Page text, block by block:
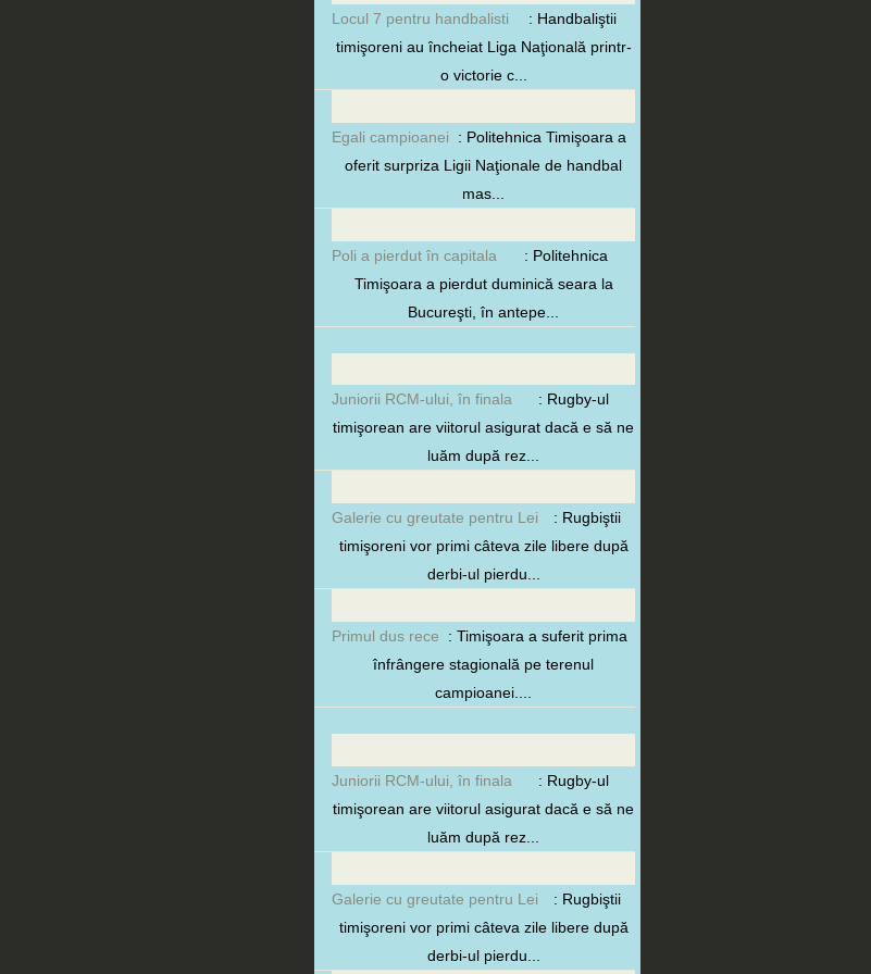
Locul 7 pentru handbalisti
: Handbaliştii
timişoreni au încheiat Liga Naţională printr-
o victorie c...
Egali campioanei
: Politehnica Timişoara a
oferit surpriza Ligii Naţionale de handbal
mas...
Poli a pierdut în capitala
: Politehnica
Timişoara a pierdut duminică seara la
Bucureşti, în antepe...
Juniorii RCM-ului, în finala
: Rugby-ul
timişorean are viitorul asigurat dacă e să ne
luăm după rez...
Galerie cu greutate pentru Lei
: Rugbiştii
timişoreni vor primi câteva zile libere după
derbi-ul pierdu...
Primul dus rece
: Timişoara a suferit prima
înfrângere stagională pe terenul
campioanei....
Juniorii RCM-ului, în finala
: Rugby-ul
timişorean are viitorul asigurat dacă e să ne
luăm după rez...
Galerie cu greutate pentru Lei
: Rugbiştii
timişoreni vor primi câteva zile libere după
derbi-ul pierdu...